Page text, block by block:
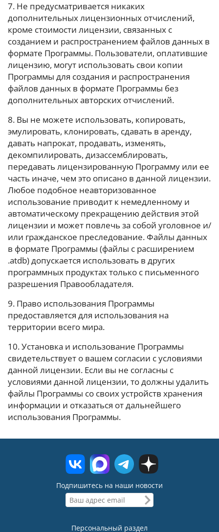
7. Не предусматривается никаких
дополнительных лицензионных отчислений,
кроме стоимости лицензии, связанных с
созданием и распространением файлов данных в
формате Программы. Пользователи, оплатившие
лицензию, могут использовать свои копии
Программы для создания и распространения
файлов данных в формате Программы без
дополнительных авторских отчислений.
8. Вы не можете использовать, копировать,
эмулировать, клонировать, сдавать в аренду,
давать напрокат, продавать, изменять,
декомпилировать, дизассемблировать,
передавать лицензированную Программу или ее
часть иначе, чем это описано в данной лицензии.
Любое подобное неавторизованное
использование приводит к немедленному и
автоматическому прекращению действия этой
лицензии и может повлечь за собой уголовное и/
или гражданское преследование. Файлы данных
в формате Программы (файлы с расширением
.atdb) допускается использовать в других
программных продуктах только с письменного
разрешения Правообладателя.
9. Право использования Программы
предоставляется для использования на
территории всего мира.
10. Установка и использование Программы
свидетельствует о вашем согласии с условиями
данной лицензии. Если вы не согласны с
условиями данной лицензии, то должны удалить
файлы Программы со своих устройств хранения
информации и отказаться от дальнейшего
использования Программы.
Подпишитесь на наши новости
Персональный раздел